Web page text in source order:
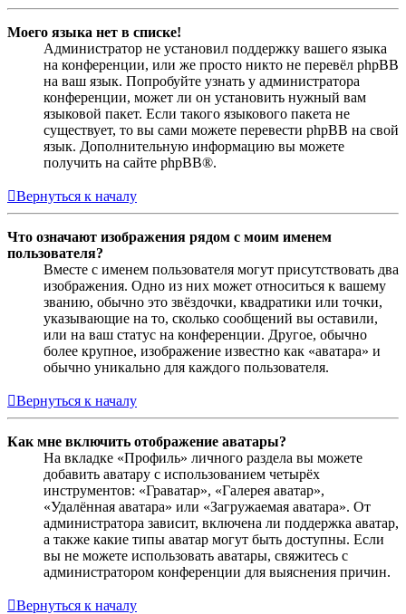
Моего языка нет в списке!
Администратор не установил поддержку вашего языка
на конференции, или же просто никто не перевёл phpBB
на ваш язык. Попробуйте узнать у администратора
конференции, может ли он установить нужный вам
языковой пакет. Если такого языкового пакета не
существует, то вы сами можете перевести phpBB на свой
язык. Дополнительную информацию вы можете
получить на сайте phpBB®.
Вернуться к началу
Что означают изображения рядом с моим именем
пользователя?
Вместе с именем пользователя могут присутствовать два
изображения. Одно из них может относиться к вашему
званию, обычно это звёздочки, квадратики или точки,
указывающие на то, сколько сообщений вы оставили,
или на ваш статус на конференции. Другое, обычно
более крупное, изображение известно как «аватара» и
обычно уникально для каждого пользователя.
Вернуться к началу
Как мне включить отображение аватары?
На вкладке «Профиль» личного раздела вы можете
добавить аватару с использованием четырёх
инструментов: «Граватар», «Галерея аватар»,
«Удалённая аватара» или «Загружаемая аватара». От
администратора зависит, включена ли поддержка аватар,
а также какие типы аватар могут быть доступны. Если
вы не можете использовать аватары, свяжитесь с
администратором конференции для выяснения причин.
Вернуться к началу